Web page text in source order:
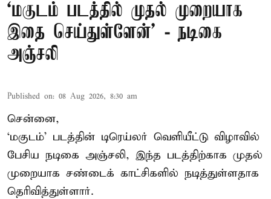
‘மகுடம் படத்தில் முதல் முறையாக
இதை செய்துள்ளேன்’ - நடிகை
அஞ்சலி
Published on: 08 Aug 2026, 8:30 am
சென்னை,
‘மகுடம்’ படத்தின் டிரெய்லர் வெளியீட்டு விழாவில்
பேசிய நடிகை அஞ்சலி, இந்த படத்திற்காக முதல்
முறையாக சண்டைக் காட்சிகளில் நடித்துள்ளதாக
தெரிவித்துள்ளார்.